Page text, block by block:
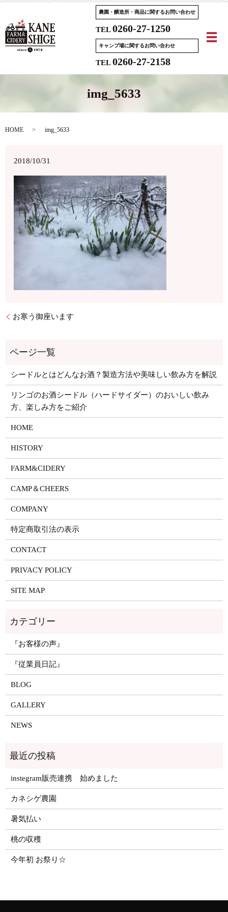
農園・醸造所・商品に関するお問い合わせ
TEL0260-27-1250
キャンプ場に関するお問い合わせ
TEL0260-27-2158
メ
img_5633
HOME img_5633
2018/10/31
お寒う御座います
シードルとはどんなお酒？製造方法や美味しい飲み方を解説
リンゴのお酒シードル（ハードサイダー）のおいしい飲み
方、楽しみ方をご紹介
HOME
HISTORY
FARM&CIDERY
CAMP＆CHEERS
COMPANY
特定商取引法の表示
CONTACT
PRIVACY POLICY
SITE MAP
『お客様の声』
『従業員日記』
BLOG
GALLERY
NEWS
instegram販売連携 始めました
カネシゲ農園
暑気払い
桃の収穫
今年初 お祭り☆